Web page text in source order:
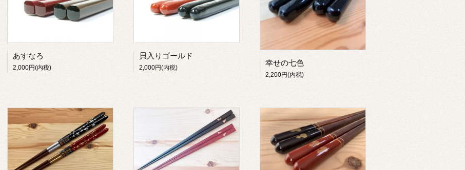
あすなろ
2,000円(内税)
貝入りゴールド
2,000円(内税)
幸せの七色
2,200円(内税)